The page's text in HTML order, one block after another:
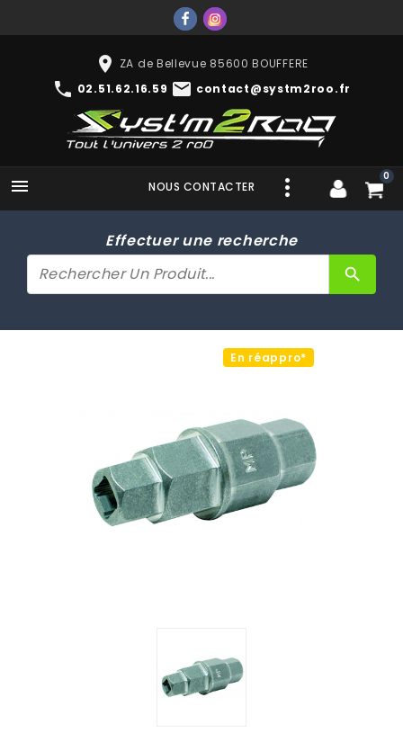
place ZA de Bellevue 85600 BOUFFERE
phone 02.51.62.16.59 mail contact@systm2roo.fr
 0
NOUS CONTACTER
Effectuer une recherche
search
En réappro*